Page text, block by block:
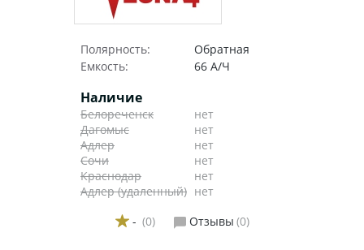
Полярность:
Обратная
Емкость:
66 А/Ч
Наличие
Белореченск
нет
Дагомыс
нет
Адлер
нет
Сочи
нет
Краснодар
нет
Адлер (удаленный) нет
- (0) Отзывы (0)